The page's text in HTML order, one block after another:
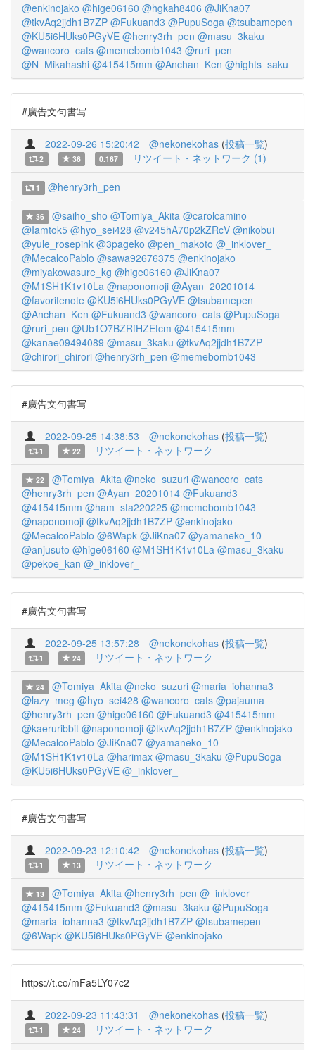
@enkinojako @hige06160 @hgkah8406 @JiKna07
@tkvAq2jjdh1B7ZP @Fukuand3 @PupuSoga @tsubamepen
@KU5i6HUks0PGyVE @henry3rh_pen @masu_3kaku
@wancoro_cats @memebomb1043 @ruri_pen
@N_Mikahashi @415415mm @Anchan_Ken @hights_saku
#廣告文句書写
2022-09-26 15:20:42 @nekonekohas (投稿一覧)
2 36 0.167 リツイート・ネットワーク (1)
1 @henry3rh_pen
36 @saiho_sho @Tomiya_Akita @carolcamino
@Iamtok5 @hyo_sei428 @v245hA70p2kZRcV @nikobui
@yule_rosepink @3pageko @pen_makoto @_inklover_
@MecalcoPablo @sawa92676375 @enkinojako
@miyakowasure_kg @hige06160 @JiKna07
@M1SH1K1v10La @naponomoji @Ayan_20201014
@favoritenote @KU5i6HUks0PGyVE @tsubamepen
@Anchan_Ken @Fukuand3 @wancoro_cats @PupuSoga
@ruri_pen @Ub1O7BZRfHZEtcm @415415mm
@kanae09494089 @masu_3kaku @tkvAq2jjdh1B7ZP
@chirori_chirori @henry3rh_pen @memebomb1043
#廣告文句書写
2022-09-25 14:38:53 @nekonekohas (投稿一覧)
1 22 リツイート・ネットワーク
22 @Tomiya_Akita @neko_suzuri @wancoro_cats
@henry3rh_pen @Ayan_20201014 @Fukuand3
@415415mm @ham_sta220225 @memebomb1043
@naponomoji @tkvAq2jjdh1B7ZP @enkinojako
@MecalcoPablo @6Wapk @JiKna07 @yamaneko_10
@anjusuto @hige06160 @M1SH1K1v10La @masu_3kaku
@pekoe_kan @_inklover_
#廣告文句書写
2022-09-25 13:57:28 @nekonekohas (投稿一覧)
1 24 リツイート・ネットワーク
24 @Tomiya_Akita @neko_suzuri @maria_iohanna3
@lazy_meg @hyo_sei428 @wancoro_cats @pajauma
@henry3rh_pen @hige06160 @Fukuand3 @415415mm
@kaeruribbit @naponomoji @tkvAq2jjdh1B7ZP @enkinojako
@MecalcoPablo @JiKna07 @yamaneko_10
@M1SH1K1v10La @harimax @masu_3kaku @PupuSoga
@KU5i6HUks0PGyVE @_inklover_
#廣告文句書写
2022-09-23 12:10:42 @nekonekohas (投稿一覧)
1 13 リツイート・ネットワーク
13 @Tomiya_Akita @henry3rh_pen @_inklover_
@415415mm @Fukuand3 @masu_3kaku @PupuSoga
@maria_iohanna3 @tkvAq2jjdh1B7ZP @tsubamepen
@6Wapk @KU5i6HUks0PGyVE @enkinojako
https://t.co/mFa5LY07c2
2022-09-23 11:43:31 @nekonekohas (投稿一覧)
1 24 リツイート・ネットワーク